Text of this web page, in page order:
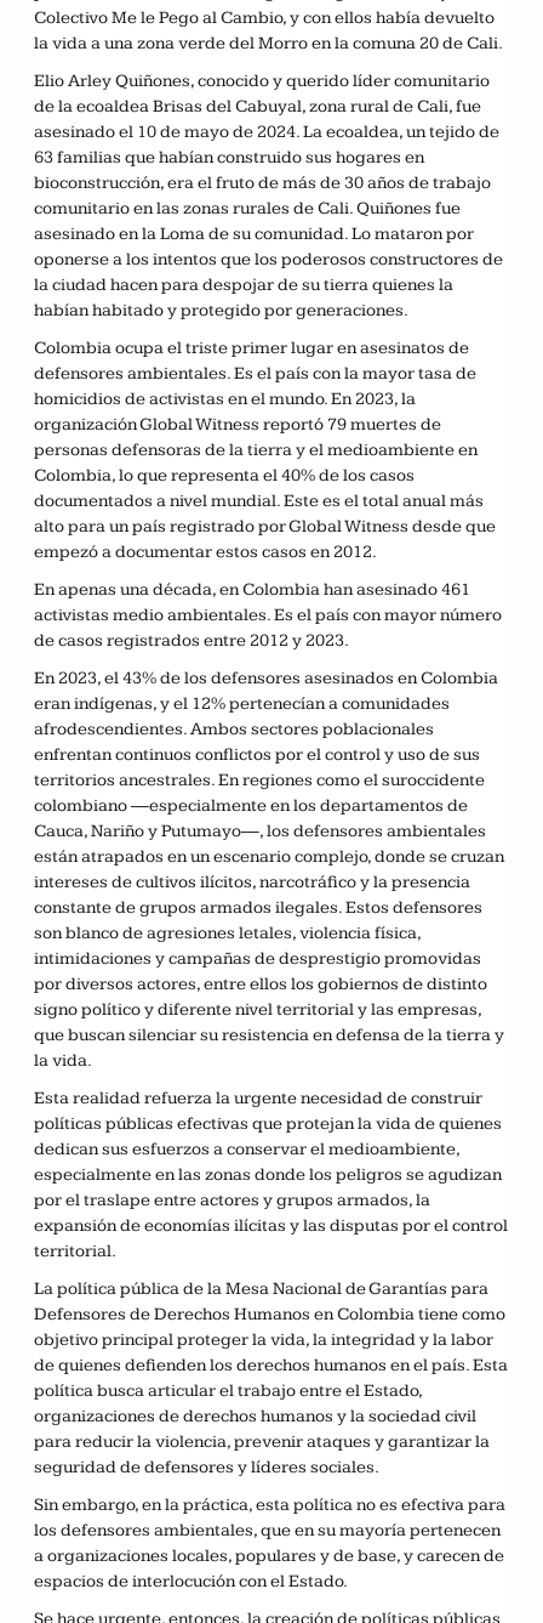
Colectivo Me le Pego al Cambio, y con ellos había devuelto
la vida a una zona verde del Morro en la comuna 20 de Cali.
Elio Arley Quiñones, conocido y querido líder comunitario
de la ecoaldea Brisas del Cabuyal, zona rural de Cali, fue
asesinado el 10 de mayo de 2024. La ecoaldea, un tejido de
63 familias que habían construido sus hogares en
bioconstrucción, era el fruto de más de 30 años de trabajo
comunitario en las zonas rurales de Cali. Quiñones fue
asesinado en la Loma de su comunidad. Lo mataron por
oponerse a los intentos que los poderosos constructores de
la ciudad hacen para despojar de su tierra quienes la
habían habitado y protegido por generaciones.
Colombia ocupa el triste primer lugar en asesinatos de
defensores ambientales. Es el país con la mayor tasa de
homicidios de activistas en el mundo. En 2023, la
organización Global Witness reportó 79 muertes de
personas defensoras de la tierra y el medioambiente en
Colombia, lo que representa el 40% de los casos
documentados a nivel mundial. Este es el total anual más
alto para un país registrado por Global Witness desde que
empezó a documentar estos casos en 2012.
En apenas una década, en Colombia han asesinado 461
activistas medio ambientales. Es el país con mayor número
de casos registrados entre 2012 y 2023.
En 2023, el 43% de los defensores asesinados en Colombia
eran indígenas, y el 12% pertenecían a comunidades
afrodescendientes. Ambos sectores poblacionales
enfrentan continuos conflictos por el control y uso de sus
territorios ancestrales. En regiones como el suroccidente
colombiano —especialmente en los departamentos de
Cauca, Nariño y Putumayo—, los defensores ambientales
están atrapados en un escenario complejo, donde se cruzan
intereses de cultivos ilícitos, narcotráfico y la presencia
constante de grupos armados ilegales. Estos defensores
son blanco de agresiones letales, violencia física,
intimidaciones y campañas de desprestigio promovidas
por diversos actores, entre ellos los gobiernos de distinto
signo político y diferente nivel territorial y las empresas,
que buscan silenciar su resistencia en defensa de la tierra y
la vida.
Esta realidad refuerza la urgente necesidad de construir
políticas públicas efectivas que protejan la vida de quienes
dedican sus esfuerzos a conservar el medioambiente,
especialmente en las zonas donde los peligros se agudizan
por el traslape entre actores y grupos armados, la
expansión de economías ilícitas y las disputas por el control
territorial.
La política pública de la Mesa Nacional de Garantías para
Defensores de Derechos Humanos en Colombia tiene como
objetivo principal proteger la vida, la integridad y la labor
de quienes defienden los derechos humanos en el país. Esta
política busca articular el trabajo entre el Estado,
organizaciones de derechos humanos y la sociedad civil
para reducir la violencia, prevenir ataques y garantizar la
seguridad de defensores y líderes sociales.
Sin embargo, en la práctica, esta política no es efectiva para
los defensores ambientales, que en su mayoría pertenecen
a organizaciones locales, populares y de base, y carecen de
espacios de interlocución con el Estado.